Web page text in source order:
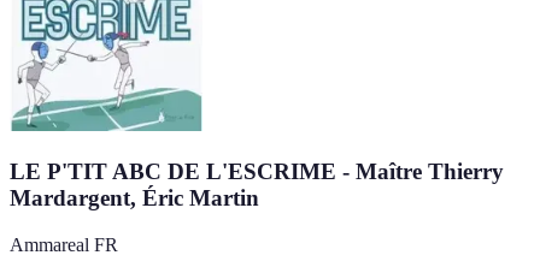
LE P'TIT ABC DE L'ESCRIME - Maître Thierry
Mardargent, Éric Martin
Ammareal FR